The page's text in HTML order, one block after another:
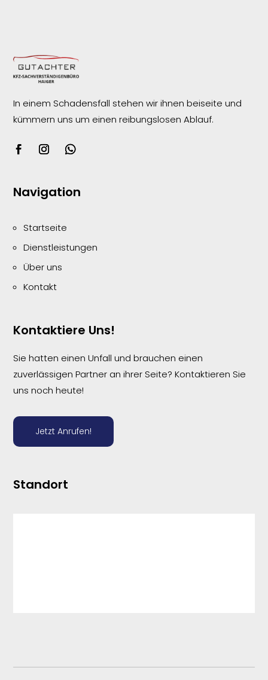
In einem Schadensfall stehen wir ihnen beiseite und
kümmern uns um einen reibungslosenAblauf.
Navigation
Startseite
Dienstleistungen
Über uns
Kontakt
Kontaktiere Uns!
Sie hatten einen Unfall und brauchen einen
zuverlässigen Partner an ihrer Seite? Kontaktieren Sie
uns noch heute!
Jetzt Anrufen!
Standort